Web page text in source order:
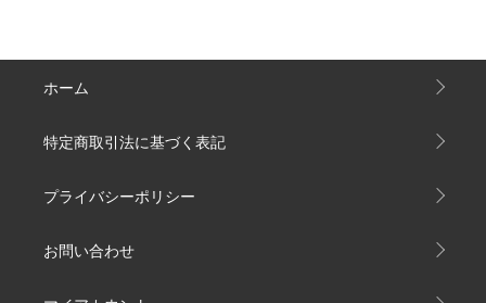
ホーム
特定商取引法に基づく表記
プライバシーポリシー
お問い合わせ